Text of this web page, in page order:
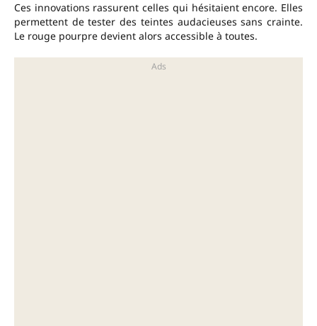
Ces innovations rassurent celles qui hésitaient encore. Elles
permettent de tester des teintes audacieuses sans crainte.
Le rouge pourpre devient alors accessible à toutes.